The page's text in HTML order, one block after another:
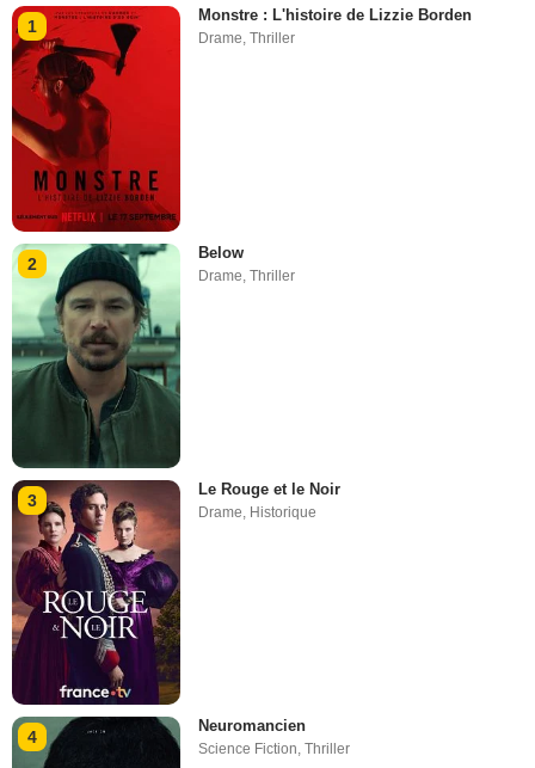
1
Monstre : L'histoire de Lizzie Borden
Drame,Thriller
2
Below
Drame ,Thriller
3
Le Rouge et le Noir
Drame, Historique
4
Neuromancien
Science Fiction,Thriller